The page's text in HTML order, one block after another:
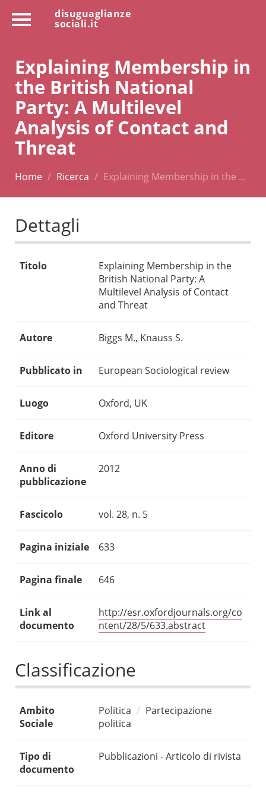
disuguaglianze
sociali.it
Explaining Membership in
the British National
Party: A Multilevel
Analysis of Contact and
Threat
Home Ricerca Explaining Membership in the …
Dettagli
Titolo
Explaining Membership in the
British National Party: A
Multilevel Analysis of Contact
and Threat
Autore Biggs M., Knauss S.
Pubblicato in European Sociological review
Luogo Oxford, UK
Editore Oxford University Press
Anno di
pubblicazione
2012
Fascicolo vol. 28, n. 5
Pagina iniziale 633
Pagina finale 646
Link al
documento
http://esr.oxfordjournals.org/co
ntent/28/5/633.abstract
Classificazione
Ambito
Sociale
Politica
Partecipazione
politica
Tipo di
documento
Pubblicazioni - Articolo di rivista